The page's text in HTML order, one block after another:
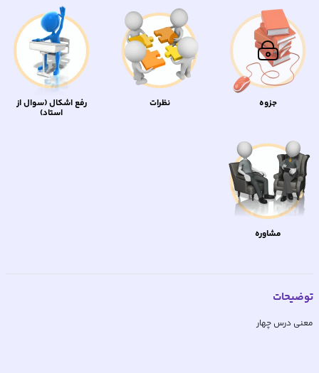
جزوه نظرات رفع اشکال (سوال از
استاد)
مشاوره
توضیحات
معنی درس چهار